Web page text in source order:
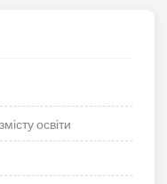
освіти